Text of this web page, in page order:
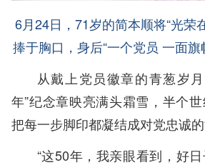
6月24日，71岁的简本顺将“光荣
捧于胸口，身后“一个党员 一面旗
从戴上党员徽章的青葱岁
年”纪念章映亮满头霜雪，半个
把每一步脚印都凝结成对党忠诚的
“这50年，我亲眼看到，好